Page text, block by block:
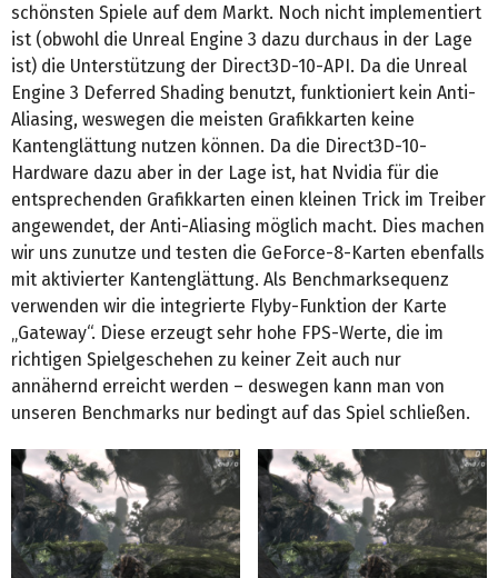
schönsten Spiele auf dem Markt. Noch nicht implementiert
ist (obwohl die Unreal Engine 3 dazu durchaus in der Lage
ist) die Unterstützung der Direct3D-10-API. Da die Unreal
Engine 3 Deferred Shading benutzt, funktioniert kein Anti-
Aliasing, weswegen die meisten Grafikkarten keine
Kantenglättung nutzen können. Da die Direct3D-10-
Hardware dazu aber in der Lage ist, hat Nvidia für die
entsprechenden Grafikkarten einen kleinen Trick im Treiber
angewendet, der Anti-Aliasing möglich macht. Dies machen
wir uns zunutze und testen die GeForce-8-Karten ebenfalls
mit aktivierter Kantenglättung. Als Benchmarksequenz
verwenden wir die integrierte Flyby-Funktion der Karte
„Gateway“. Diese erzeugt sehr hohe FPS-Werte, die im
richtigen Spielgeschehen zu keiner Zeit auch nur
annähernd erreicht werden – deswegen kann man von
unseren Benchmarks nur bedingt auf das Spiel schließen.